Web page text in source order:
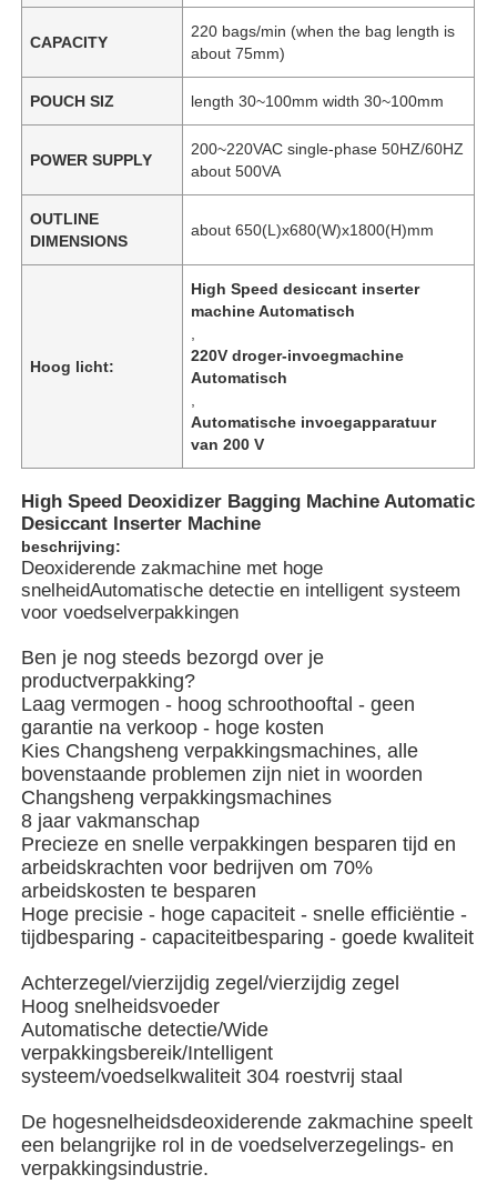
Huis
Video's
CAPACITY
220 bags/min (when the bag length is
about 75mm)
POUCH SIZ length 30~100mm width 30~100mm
POWER SUPPLY
200~220VAC single-phase 50HZ/60HZ
about 500VA
OUTLINE
DIMENSIONS
about 650(L)x680(W)x1800(H)mm
Hoog licht:
High Speed desiccant inserter
machine Automatisch
220V droger-invoegmachine
Automatisch
Automatische invoegapparatuur
van 200 V
High Speed Deoxidizer Bagging Machine Automatic
Desiccant Inserter Machine
beschrijving:
Deoxiderende zakmachine met hoge
snelheidAutomatische detectie en intelligent systeem
voor voedselverpakkingen
Ben je nog steeds bezorgd over je
productverpakking?
Laag vermogen - hoog schroothooftal - geen
garantie na verkoop - hoge kosten
Kies Changsheng verpakkingsmachines, alle
bovenstaande problemen zijn niet in woorden
Changsheng verpakkingsmachines
8 jaar vakmanschap
Precieze en snelle verpakkingen besparen tijd en
arbeidskrachten voor bedrijven om 70%
arbeidskosten te besparen
Hoge precisie - hoge capaciteit - snelle efficiëntie -
tijdbesparing - capaciteitbesparing - goede kwaliteit
Achterzegel/vierzijdig zegel/vierzijdig zegel
Hoog snelheidsvoeder
Automatische detectie/Wide
verpakkingsbereik/Intelligent
systeem/voedselkwaliteit 304 roestvrij staal
De hogesnelheidsdeoxiderende zakmachine speelt
een belangrijke rol in de voedselverzegelings- en
verpakkingsindustrie.